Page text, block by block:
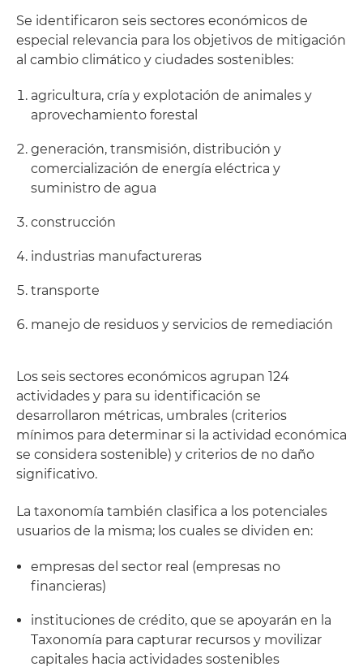
Se identificaron seis sectores económicos de
especial relevancia para los objetivos de mitigación
al cambio climático y ciudades sostenibles:
agricultura, cría y explotación de animales y
aprovechamiento forestal
generación, transmisión, distribución y
comercialización de energía eléctrica y
suministro de agua
construcción
industrias manufactureras
transporte
manejo de residuos y servicios de remediación
Los seis sectores económicos agrupan 124
actividades y para su identificación se
desarrollaron métricas, umbrales (criterios
mínimos para determinar si la actividad económica
se considera sostenible) y criterios de no daño
significativo.
La taxonomía también clasifica a los potenciales
usuarios de la misma; los cuales se dividen en:
empresas del sector real (empresas no
financieras)
instituciones de crédito, que se apoyarán en la
Taxonomía para capturar recursos y movilizar
capitales hacia actividades sostenibles